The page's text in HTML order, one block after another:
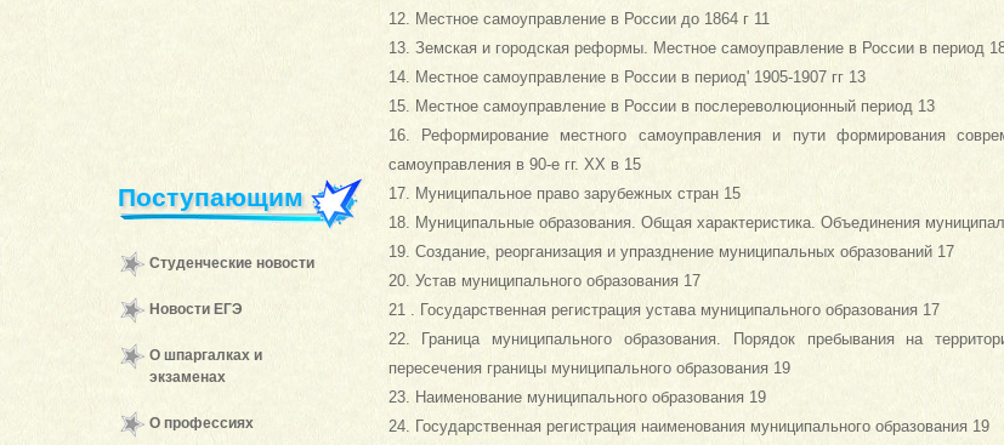
Поступающим
Студенческие новости
Новости ЕГЭ
О шпаргалках и
экзаменах
О профессиях
12. Местное самоуправление в России до 1864 г 11
13. Земская и городская реформы. Местное самоуправление в России в период
14. Местное самоуправление в России в период' 1905-1907 гг 13
15. Местное самоуправление в России в послереволюционный период 13
16. Реформирование местного самоуправления и пути формирования
самоуправления в 90-е гг. XX в 15
17. Муниципальное право зарубежных стран 15
18. Муниципальные образования. Общая характеристика. Объединения
19. Создание, реорганизация и упразднение муниципальных образований 17
20. Устав муниципального образования 17
21 . Государственная регистрация устава муниципального образования 17
22. Граница муниципального образования. Порядок пребывания на
пересечения границы муниципального образования 19
23. Наименование муниципального образования 19
24. Государственная регистрация наименования муниципального образования 19